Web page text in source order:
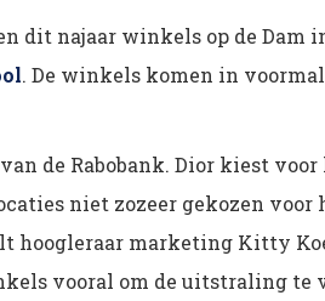
dit najaar winkels op de Dam
. De winkels komen in
de Rabobank. Dior kiest
niet zozeer gekozen
hoogleraar marketing Kitty
vooral om de uitstraling te